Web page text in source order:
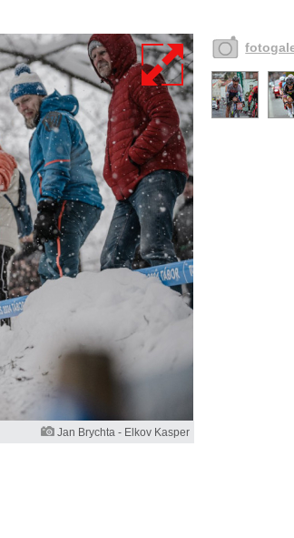
Jan Brychta - Elkov Kasper